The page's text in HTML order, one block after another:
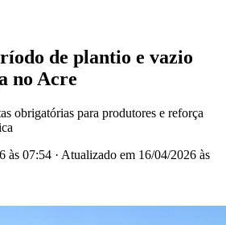
de plantio e vazio
no Acre
obrigatórias para produtores e reforça
às 07:54 · Atualizado em 16/04/2026 às